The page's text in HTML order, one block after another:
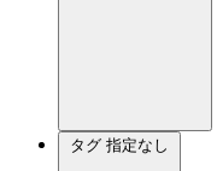
タグ 指定なし